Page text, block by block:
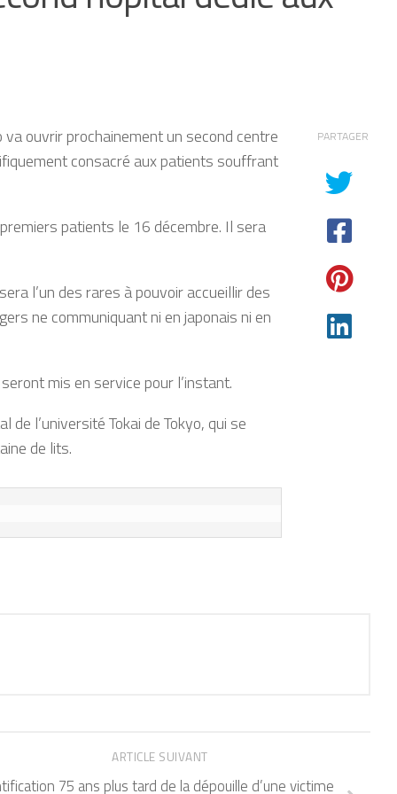
va ouvrir prochainement un second centre
consacré aux patients souffrant
patients le 16 décembre. Il sera
l’un des rares à pouvoir accueillir des
ne communiquant ni en japonais ni en
mis en service pour l’instant.
l’université Tokai de Tokyo, qui se
de lits.
PARTAGER
ARTICLE SUIVANT
75 ans plus tard de la dépouille d’une victime